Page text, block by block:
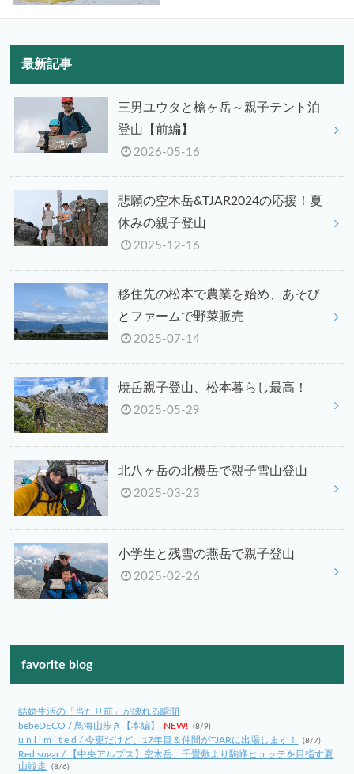
最新記事
三男ユウタと槍ヶ岳～親子テント泊
登山【前編】
2026-05-16
悲願の空木岳&TJAR2024の応援！夏
休みの親子登山
2025-12-16
移住先の松本で農業を始め、あそび
とファームで野菜販売
2025-07-14
焼岳親子登山、松本暮らし最高！
2025-05-29
北八ヶ岳の北横岳で親子雪山登山
2025-03-23
小学生と残雪の燕岳で親子登山
2025-02-26
favorite blog
結婚生活の「当たり前」が壊れる瞬間
bebeDECO / 鳥海山歩き【本編】
NEW! (8/9)
u n l i m i t e d / 今更だけど、17年目＆仲間がTJARに出場します！ (8/7)
Red sugar / 【中央アルプス】空木岳、千畳敷より駒峰ヒュッテを目指す夏
山縦走
(8/6)